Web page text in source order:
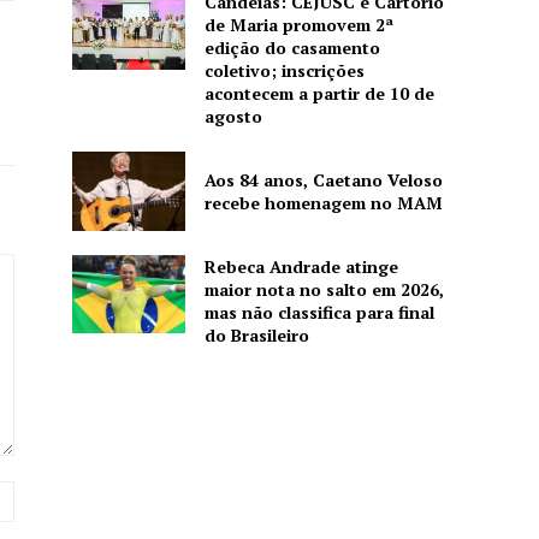
de Maria promovem 2ª
edição do casamento
coletivo; inscrições
acontecem a partir de 10 de
agosto
Aos 84 anos, Caetano Veloso
recebe homenagem no MAM
Rebeca Andrade atinge
maior nota no salto em 2026,
mas não classifica para final
do Brasileiro